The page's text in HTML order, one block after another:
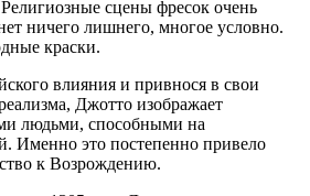
сцены фресок очень
ничего лишнего, многое условно.
краски.
влияния и привнося в свои
Джотто изображает
людьми, способными на
Именно это постепенно привело
к Возрождению.